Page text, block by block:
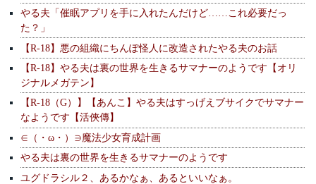
やる夫「催眠アプリを手に入れたんだけど……これ必要だっ
た？」
【R-18】悪の組織にちんぽ怪人に改造されたやる夫のお話
【R-18】やる夫は裏の世界を生きるサマナーのようです【オリ
ジナルメガテン】
【R-18（G）】【あんこ】やる夫はすっげえブサイクでサマナー
なようです【活俠傳】
∈（・ω・）∋魔法少女育成計画
やる夫は裏の世界を生きるサマナーのようです
ユグドラシル２、あるかなぁ、あるといいなぁ。